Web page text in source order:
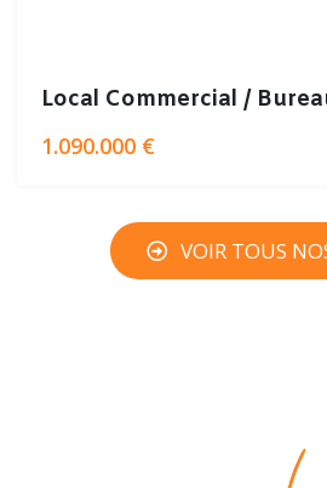
Local Commercial /
1.090.000 €
VOIR TOUS